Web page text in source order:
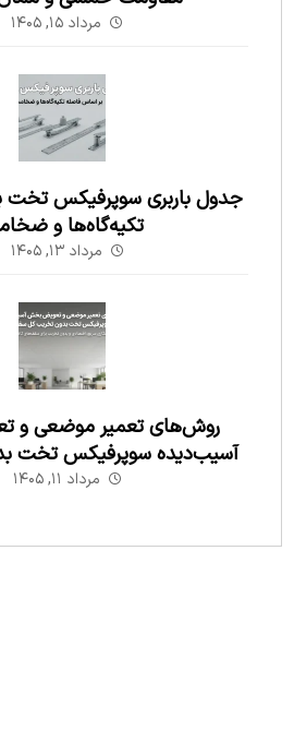
مرداد ۱۵, ۱۴۰۵
جدول باربری سوپرفیکس تخت
تکیه‌گاه‌ها و
مرداد ۱۳, ۱۴۰۵
روش‌های تعمیر موضعی و
آسیب‌دیده سوپرفیکس تخت
سقفمرداد ۱۱, ۱۴۰۵